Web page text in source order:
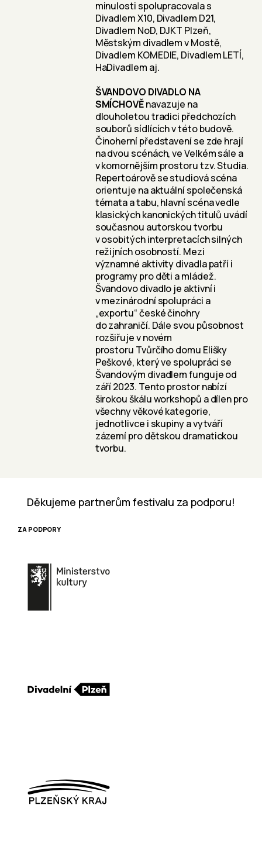
minulosti spolupracovala s
Divadlem X10, Divadlem D21,
Divadlem NoD, DJKT Plzeň,
Městským divadlem v Mostě,
Divadlem KOMEDIE, Divadlem LETÍ,
HaDivadlem aj.
ŠVANDOVO DIVADLO NA
SMÍCHOVĚnavazuje na
dlouholetou tradici předchozích
souborů sídlících v této budově.
Činoherní představení se zde hrají
na dvou scénách, ve Velkém sále a
v komornějším prostoru tzv. Studia.
Repertoárově se studiová scéna
orientuje na aktuální společenská
témata a tabu, hlavní scéna vedle
klasických kanonických titulů uvádí
současnou autorskou tvorbu
v osobitých interpretacích silných
režijních osobností. Mezi
významné aktivity divadla patří i
programy pro děti a mládež.
Švandovo divadlo je aktivní i
v mezinárodní spolupráci a
„exportu“ české činohry
do zahraničí. Dále svou působnost
rozšiřuje v novém
prostoru Tvůrčího domu Elišky
Peškové, který ve spolupráci se
Švandovým divadlem funguje od
září 2023. Tento prostor nabízí
širokou škálu workshopů a dílen pro
všechny věkové kategorie,
jednotlivce i skupiny a vytváří
zázemí pro dětskou dramatickou
tvorbu.
Děkujeme partnerům festivalu za podporu!
ZA PODPORY